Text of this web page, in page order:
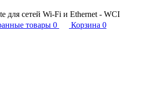
для сетей Wi-Fi и Ethernet - WCI
товары 0 Корзина 0